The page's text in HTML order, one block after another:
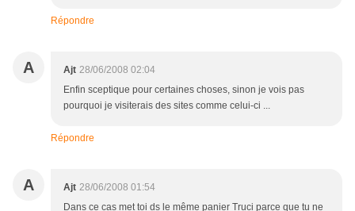
Répondre
A Ajt 28/06/2008 02:04
Enfin sceptique pour certaines choses, sinon je vois pas
pourquoi je visiterais des sites comme celui-ci ...
Répondre
A Ajt 28/06/2008 01:54
Dans ce cas met toi ds le même panier Truci parce que tu ne